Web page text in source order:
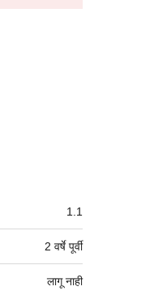
1.1
2 वर्षे पूर्वी
लागू नाही